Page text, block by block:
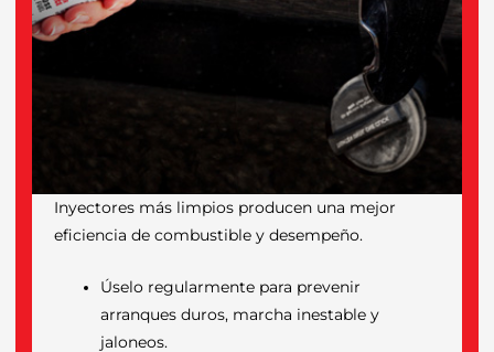
Inyectores más limpios producen una mejor
eficiencia de combustible y desempeño.
Úselo regularmente para prevenir
arranques duros, marcha inestable y
jaloneos.